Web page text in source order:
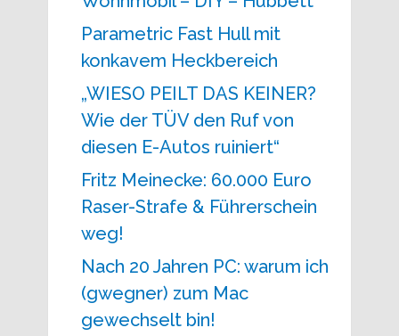
Parametric Fast Hull mit
konkavem Heckbereich
„WIESO PEILT DAS KEINER?
Wie der TÜV den Ruf von
diesen E-Autos ruiniert“
Fritz Meinecke: 60.000 Euro
Raser-Strafe & Führerschein
weg!
Nach 20 Jahren PC: warum ich
(gwegner) zum Mac
gewechselt bin!